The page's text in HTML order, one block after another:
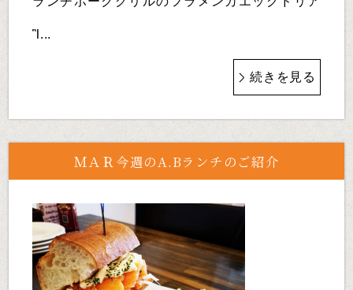
Ἳ...
続きを見る
ＭＡＲ今週のA.Bランチのご紹介